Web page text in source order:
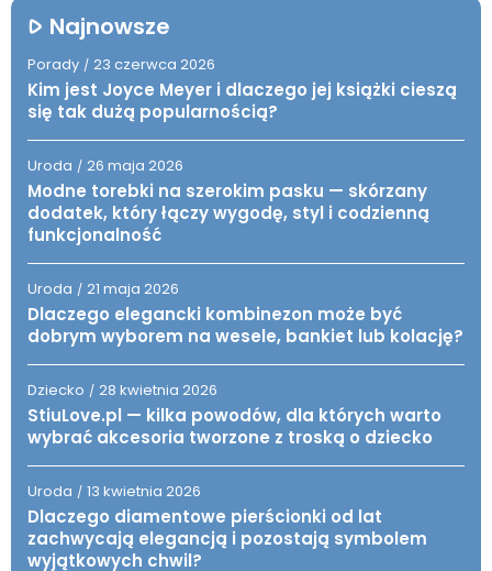
Najnowsze
Porady / 23 czerwca 2026
Kim jest Joyce Meyer i dlaczego jej książki cieszą
się tak dużą popularnością?
Uroda / 26 maja 2026
Modne torebki na szerokim pasku — skórzany
dodatek, który łączy wygodę, styl i codzienną
funkcjonalność
Uroda / 21 maja 2026
Dlaczego elegancki kombinezon może być
dobrym wyborem na wesele, bankiet lub kolację?
Dziecko / 28 kwietnia 2026
StiuLove.pl — kilka powodów, dla których warto
wybrać akcesoria tworzone z troską o dziecko
Uroda / 13 kwietnia 2026
Dlaczego diamentowe pierścionki od lat
zachwycają elegancją i pozostają symbolem
wyjątkowych chwil?